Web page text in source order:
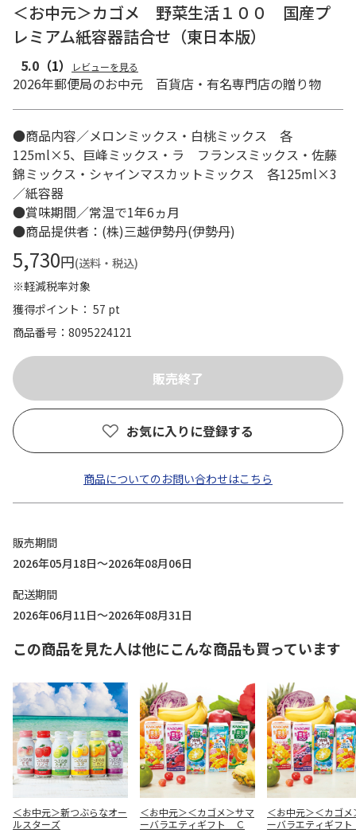
＜お中元＞カゴメ 野菜生活１００ 国産プ
レミアム紙容器詰合せ（東日本版）
5.0 （1） レビューを見る
2026年郵便局のお中元 百貨店・有名専門店の贈り物
●商品内容／メロンミックス・白桃ミックス 各
125ml×5、巨峰ミックス・ラ フランスミックス・佐藤
錦ミックス・シャインマスカットミックス 各125ml×3
／紙容器
●賞味期間／常温で1年6ヵ月
●商品提供者：(株)三越伊勢丹(伊勢丹)
5,730円(送料・税込)
※軽減税率対象
獲得ポイント： 57 pt
商品番号
8095224121
お気に入りに登録する
商品についてのお問い合わせはこちら
販売期間
2026年05月18日～2026年08月06日
配送期間
2026年06月11日～2026年08月31日
この商品を見た人は他にこんな商品も買っています
＜お中元＞新つぶらなオー
ルスターズ
＜お中元＞＜カゴメ＞サマ
ーバラエティギフト Ｃ
＜お中元＞＜カゴメ
ーバラエティギフ